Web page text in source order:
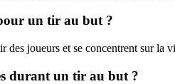
un tir au but ?
des joueurs et se concentrent sur
durant un tir au but ?